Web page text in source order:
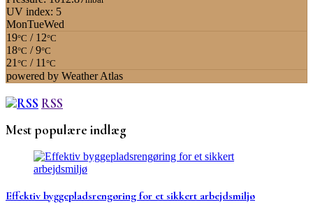
UV index: 5
MonTueWed
19°C / 12°C
18°C / 9°C
21 °C / 11 °C
powered by Weather Atlas
RSS
Mest populære indlæg
Effektiv byggepladsrengøring for et sikkert arbejdsmiljø